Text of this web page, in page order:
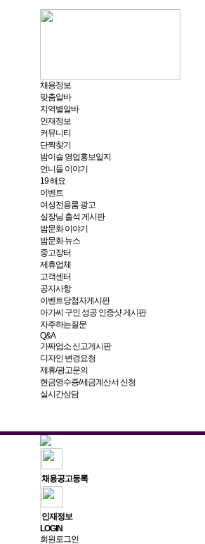
채용정보
맞춤알바
지역별알바
인재정보
커뮤니티
단짝찾기
밤이슬 영업홍보일지
언니들 이야기
19 해요
이벤트
여성전용룸 광고
실장님 출석 게시판
밤문화 이야기
밤문화 뉴스
중고장터
제휴업체
고객센터
공지사항
이벤트당첨자게시판
아가씨 구인 성공 인증샷 게시판
자주하는질문
Q&A
가짜업소 신고게시판
디자인 변경요청
제휴/광고문의
현금영수증/세금계산서 신청
실시간상담
채용공고등록
인재정보
LOGIN
회원로그인